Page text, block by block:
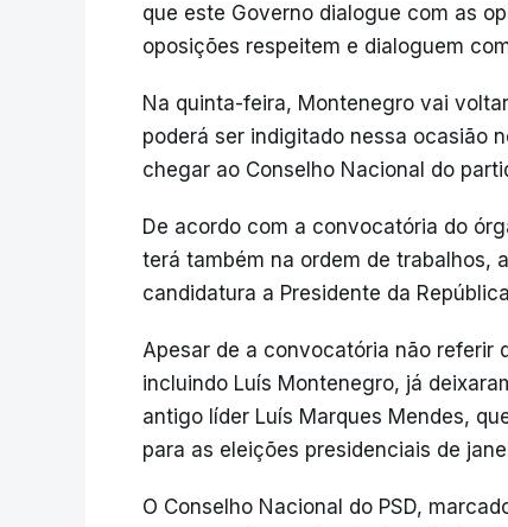
que este Governo dialogue com as
oposições respeitem e dialoguem
Na quinta-feira, Montenegro vai
poderá ser indigitado nessa ocasião
chegar ao Conselho Nacional do
De acordo com a convocatória do
terá também na ordem de trabalhos,
candidatura a Presidente da
Apesar de a convocatória não referir
incluindo Luís Montenegro, já
antigo líder Luís Marques Mendes,
para as eleições presidenciais de
O Conselho Nacional do PSD,